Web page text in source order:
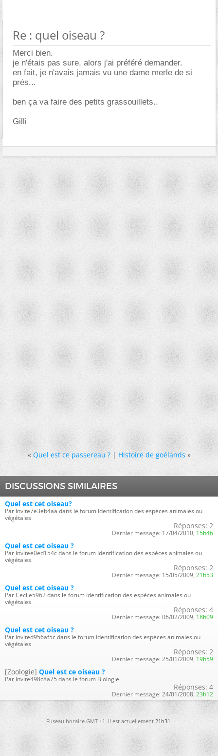
Re : quel oiseau ?
Merci bien.
je n'étais pas sure, alors j'ai préféré demander.
en fait, je n'avais jamais vu une dame merle de si
près...
ben ça va faire des petits grassouillets..
Gilli
« Quel est ce passereau ?|Histoire de goélands »
DISCUSSIONS SIMILAIRES
Quel est cet oiseau?
Par invite7e3eb4aa dans le forum Identification des espèces animales ou
végétales
Réponses: 2
Dernier message: 17/04/2010, 15h46
Quel est cet oiseau ?
Par invitee0ed154c dans le forum Identification des espèces animales ou
végétales
Réponses: 2
Dernier message: 15/05/2009, 21h53
Quel est cet oiseau ?
Par Cecile5962 dans le forum Identification des espèces animales ou
végétales
Réponses: 4
Dernier message: 06/02/2009, 18h09
Quel est cet oiseau ?
Par invited956af5c dans le forum Identification des espèces animales ou
végétales
Réponses: 2
Dernier message: 25/01/2009, 19h59
[Zoologie] Quel est ce oiseau ?
Par invite498c8a75 dans le forum Biologie
Réponses: 4
Dernier message: 24/01/2008, 23h12
Fuseau horaire GMT +1. Il est actuellement21h31.